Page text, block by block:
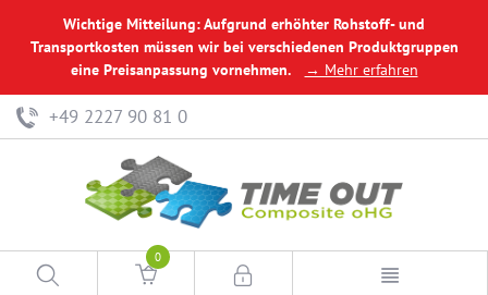
Wichtige Mitteilung: Aufgrund erhöhter Rohstoff- und
Transportkosten müssen wir bei verschiedenen Produktgruppen
eine Preisanpassung vornehmen.
→ Mehr erfahren
+49 2227 90 81 0
0